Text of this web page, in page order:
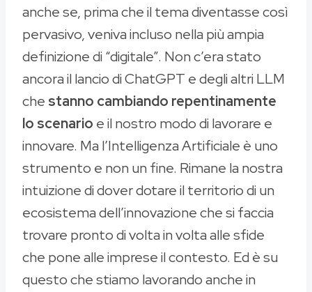
anche se, prima che il tema diventasse così
pervasivo, veniva incluso nella più ampia
definizione di “digitale”. Non c’era stato
ancora il lancio di ChatGPT e degli altri LLM
che stanno cambiando repentinamente
lo scenario e il nostro modo di lavorare e
innovare. Ma l’Intelligenza Artificiale è uno
strumento e non un fine. Rimane la nostra
intuizione di dover dotare il territorio di un
ecosistema dell’innovazione che si faccia
trovare pronto di volta in volta alle sfide
che pone alle imprese il contesto. Ed è su
questo che stiamo lavorando anche in